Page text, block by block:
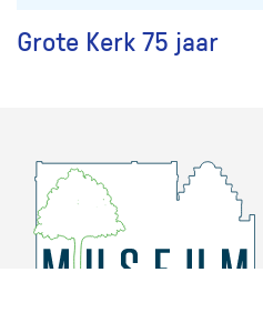
Grote Kerk 75 jaar